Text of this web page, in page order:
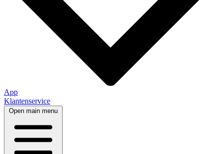
App
Klantenservice
Open main menu